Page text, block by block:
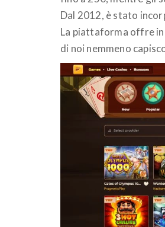
Dal 2012, è stato
La piattaforma offre
di noi nemmeno